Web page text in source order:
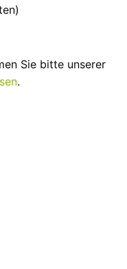
Sie bitte unserer
.